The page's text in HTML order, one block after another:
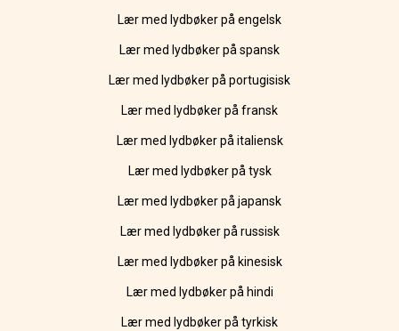
Lær med lydbøker på engelsk
Lær med lydbøker på spansk
Lær med lydbøker på portugisisk
Lær med lydbøker på fransk
Lær med lydbøker på italiensk
Lær med lydbøker på tysk
Lær med lydbøker på japansk
Lær med lydbøker på russisk
Lær med lydbøker på kinesisk
Lær med lydbøker på hindi
Lær med lydbøker på tyrkisk